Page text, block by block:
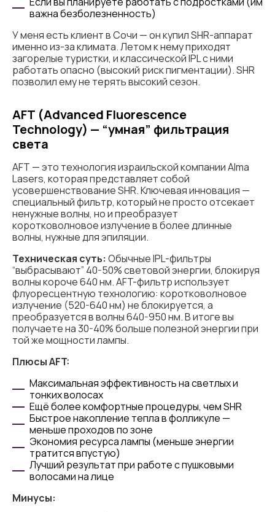
важна безболезненность)
У меня есть клиент в Сочи — он купил SHR-аппарат
именно из-за климата. Летом к нему приходят
загорелые туристки, и классической IPL с ними
работать опасно (высокий риск пигментации). SHR
позволил ему не терять высокий сезон.
AFT (Advanced Fluorescence
Technology) — “умная” фильтрация
света
AFT — это технология израильской компании Alma
Lasers, которая представляет собой
усовершенствование SHR. Ключевая инновация —
специальный фильтр, который не просто отсекает
ненужные волны, но и преобразует
коротковолновое излучение в более длинные
волны, нужные для эпиляции.
Техническая суть: Обычные IPL-фильтры
“выбрасывают” 40-50% световой энергии, блокируя
волны короче 640 нм. AFT-фильтр использует
флуоресцентную технологию: коротковолновое
излучение (520-640 нм) не блокируется, а
преобразуется в волны 640-950 нм. В итоге вы
получаете на 30-40% больше полезной энергии при
той же мощности лампы.
Плюсы AFT:
Максимальная эффективность на светлых и
тонких волосах
Ещё более комфортные процедуры, чем SHR
Быстрое накопление тепла в фолликуле —
меньше проходов по зоне
Экономия ресурса лампы (меньше энергии
тратится впустую)
Лучший результат при работе с пушковыми
волосами на лице
Минусы: